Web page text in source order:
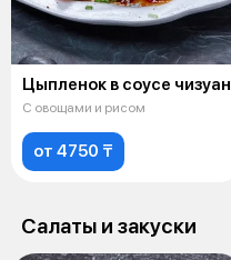
Цыпленок в соусе чизуан
С овощами и рисом
от 4750 ₸
Салаты и закуски